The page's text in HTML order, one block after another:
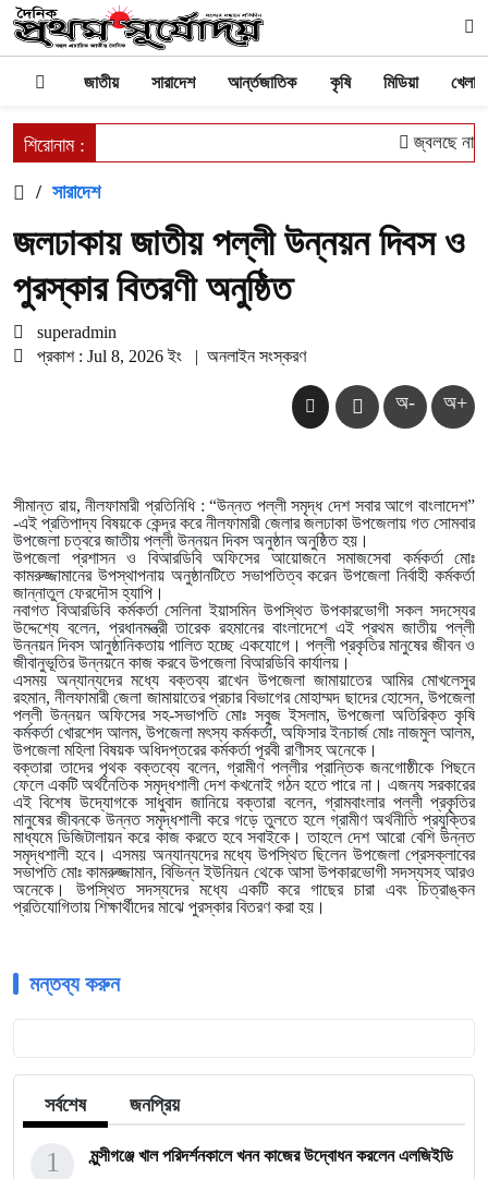
জাতীয় সারাদেশ আর্ন্তজাতিক কৃষি মিডিয়া
শিরোনাম : জ্বলছে না
/ সারাদেশ
জলঢাকায় জাতীয় পল্লী উন্নয়ন দিবস ও
পুরস্কার বিতরণী অনুষ্ঠিত
superadmin
প্রকাশ : Jul 8, 2026 ইং
| অনলাইন সংস্করণ
অ- অ+
সীমান্ত রায়, নীলফামারী প্রতিনিধি : “উন্নত পল্লী সমৃদ্ধ দেশ সবার আগে বাংলাদেশ”
-এই প্রতিপাদ্য বিষয়কে কেন্দ্র করে নীলফামারী জেলার জলঢাকা উপজেলায় গত সোমবার
উপজেলা চত্বরে জাতীয় পল্লী উন্নয়ন দিবস অনুষ্ঠান অনুষ্ঠিত হয়।
উপজেলা প্রশাসন ও বিআরডিবি অফিসের আয়োজনে সমাজসেবা কর্মকর্তা মোঃ
কামরুজ্জামানের উপস্থাপনায় অনুষ্ঠানটিতে সভাপতিত্ব করেন উপজেলা নির্বাহী কর্মকর্তা
জান্নাতুল ফেরদৌস হ্যাপি।
নবাগত বিআরডিবি কর্মকর্তা সেলিনা ইয়াসমিন উপস্থিত উপকারভোগী সকল সদস্যের
উদ্দেশ্যে বলেন, প্রধানমন্ত্রী তারেক রহমানের বাংলাদেশে এই প্রথম জাতীয় পল্লী
উন্নয়ন দিবস আনুষ্ঠানিকতায় পালিত হচ্ছে একযোগে। পল্লী প্রকৃতির মানুষের জীবন ও
জীবানুভূতির উন্নয়নে কাজ করবে উপজেলা বিআরডিবি কার্যালয়।
এসময় অন্যান্যদের মধ্যে বক্তব্য রাখেন উপজেলা জামায়াতের আমির মোখলেসুর
রহমান, নীলফামারী জেলা জামায়াতের প্রচার বিভাগের মোহাম্মদ ছাদের হোসেন, উপজেলা
পল্লী উন্নয়ন অফিসের সহ-সভাপতি মোঃ সবুজ ইসলাম, উপজেলা অতিরিক্ত কৃষি
কর্মকর্তা খোরশেদ আলম, উপজেলা মৎস্য কর্মকর্তা, অফিসার ইনচার্জ মোঃ নাজমুল আলম,
উপজেলা মহিলা বিষয়ক অধিদপ্তরের কর্মকর্তা পূরবী রাণীসহ অনেকে।
বক্তারা তাদের পৃথক বক্তব্যে বলেন, গ্রামীণ পল্লীর প্রান্তিক জনগোষ্ঠীকে পিছনে
ফেলে একটি অর্থনৈতিক সমৃদ্ধশালী দেশ কখনোই গঠন হতে পারে না। এজন্য সরকারের
এই বিশেষ উদ্যোগকে সাধুবাদ জানিয়ে বক্তারা বলেন, গ্রামবাংলার পল্লী প্রকৃতির
মানুষের জীবনকে উন্নত সমৃদ্ধশালী করে গড়ে তুলতে হলে গ্রামীণ অর্থনীতি প্রযুক্তির
মাধ্যমে ডিজিটালায়ন করে কাজ করতে হবে সবাইকে। তাহলে দেশ আরো বেশি উন্নত
সমৃদ্ধশালী হবে। এসময় অন্যান্যদের মধ্যে উপস্থিত ছিলেন উপজেলা প্রেসক্লাবের
সভাপতি মোঃ কামরুজ্জামান, বিভিন্ন ইউনিয়ন থেকে আসা উপকারভোগী সদস্যসহ আরও
অনেকে। উপস্থিত সদস্যদের মধ্যে একটি করে গাছের চারা এবং চিত্রাঙ্কন
প্রতিযোগিতায় শিক্ষার্থীদের মাঝে পুরস্কার বিতরণ করা হয়।
মন্তব্য করুন
সর্বশেষ জনপ্রিয়
মুন্সীগঞ্জে খাল পরিদর্শনকালে খনন কাজের উদ্বোধন করলেন এলজিইডি
1